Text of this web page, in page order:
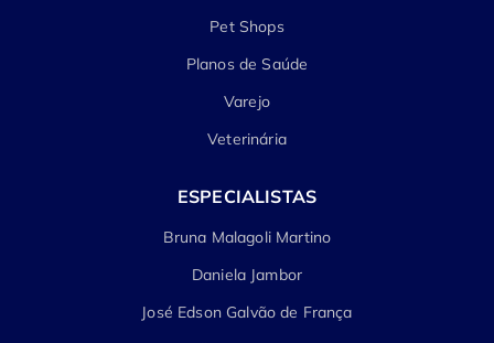
Pet Shops
Planos de Saúde
Varejo
Veterinária
ESPECIALISTAS
Bruna Malagoli Martino
Daniela Jambor
José Edson Galvão de França